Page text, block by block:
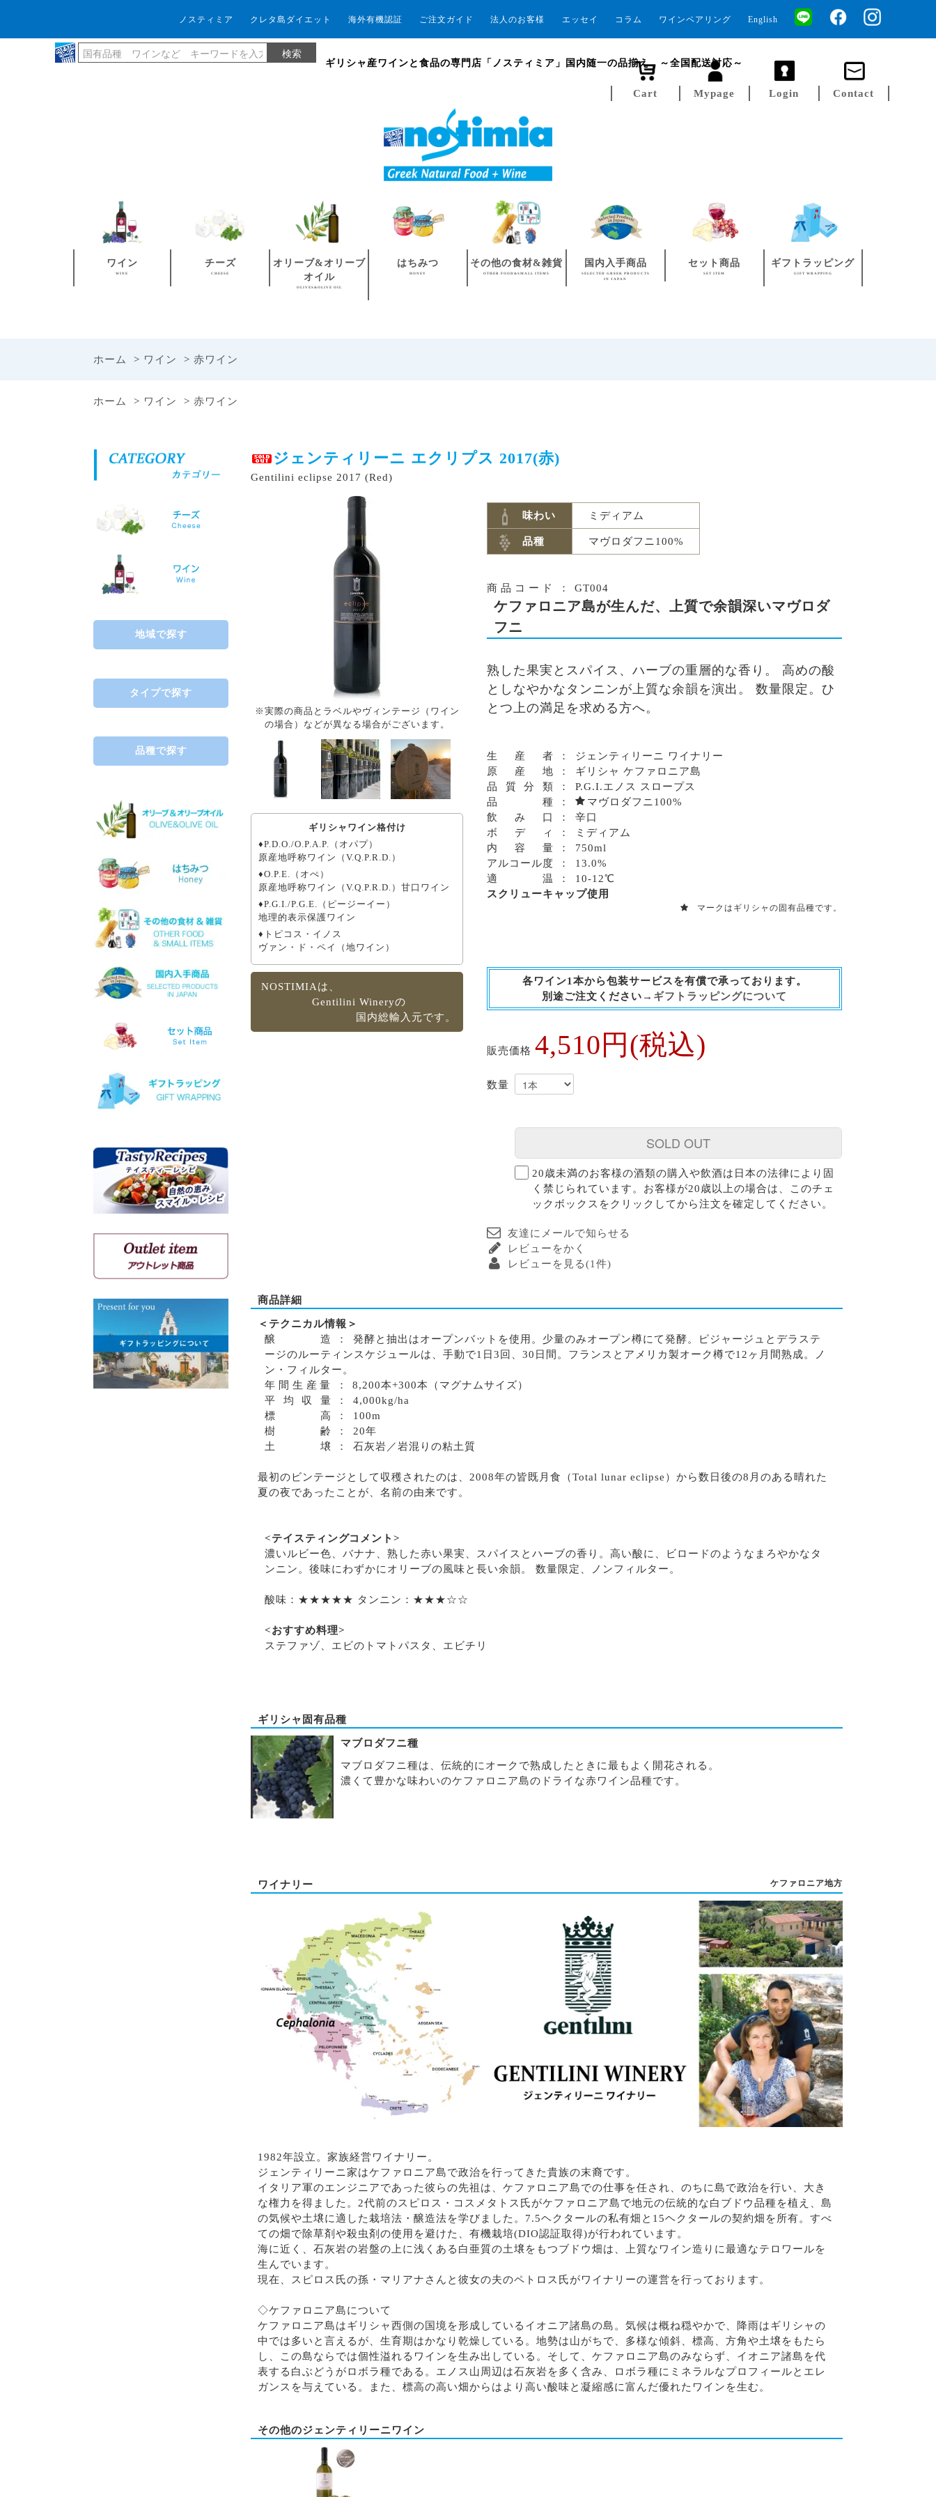
English
ワインペアリング
コラム
エッセイ
法人のお客様
ご注文ガイド
海外有機認証
クレタ島ダイエット
ノスティミア
ギリシャ産ワインと食品の専門店「ノスティミア」国内随一の品揃え ～全国配送対応～
Contact
Login
Mypage
Cart
ワイン
WINE
チーズ
CHEESE
オリーブ&オリーブ
オイル
OLIVES&OLIVE OIL
はちみつ
HONEY
その他の食材&雑貨
OTHER FOOD&SMALL ITEMS
国内入手商品
SELECTED GREEK PRODUCTS
IN JAPAN
セット商品
SET ITEM
ギフトラッピング
GIFT WRAPPING
ホーム > ワイン >赤ワイン
ホーム > ワイン >赤ワイン
ホーム >ワイン >ペロポネソス半島とイオニア諸島
ホーム ワイン >ペロポネソス半島とイオニア諸島 > ｜ジェンティリーニ ワイナリー
ジェンティリーニ エクリプス 2017(赤)
Gentilini eclipse 2017 (Red)
※実際の商品とラベルやヴィンテージ（ワイン
の場合）などが異なる場合がございます。
ギリシャワイン格付け
♦P.D.O./O.P.A.P.（オパプ）
原産地呼称ワイン（V.Q.P.R.D.）
♦O.P.E.（オぺ）
原産地呼称ワイン（V.Q.P.R.D.）甘口ワイン
♦P.G.I./P.G.E.（ピージーイー）
地理的表示保護ワイン
♦トピコス・イノス
ヴァン・ド・ペイ（地ワイン）
NOSTIMIAは、
Gentilini Wineryの
国内総輸入元です。
味わい ミディアム
品種 マヴロダフニ100%
商品コー ド ： GT004
ケファロニア島が生んだ、上質で余韻深いマヴロダ
フニ
熟した果実とスパイス、ハーブの重層的な香り。 高めの酸
としなやかなタンニンが上質な余韻を演出。 数量限定。ひ
とつ上の満足を求める方へ。
生産 者 ：
ジェンティリーニ ワイナリー
原産 地 ：
ギリシャ ケファロニア島
品質分 類 ：
P.G.I.エノス スロープス
品 種 ：
マヴロダフニ100%
飲み 口 ：
辛口
ボデ
ィ ：
ミディアム
内容 量 ：
750ml
アルコール度 ：
13.0%
適 温 ：
10-12℃
スクリューキャップ使用
マークはギリシャの固有品種です。
各ワイン1本から包装サービスを有償で承っております。
別途ご注文ください→ ギフトラッピングについて
販売価格4,510円(税込)
SOLD OUT
20歳未満のお客様の酒類の購入や飲酒は日本の法律により固
く禁じられています。お客様が20歳以上の場合は、このチェ
ックボックスをクリックしてから注文を確定してください。
友達にメールで知らせる
レビューをかく
レビューを見る(1件)
商品詳細
＜テクニカル情報＞
醸 造 ：
発酵と抽出はオープンバットを使用。少量のみオープン樽にて発酵。ピジャージュとデラステ
ージのルーティンスケジュールは、手動で1日3回、30日間。フランスとアメリカ製オーク樽で12ヶ月間熟成。ノ
ン・フィルター。
年間生産量 ：
8,200本+300本（マグナムサイズ）
平均収 量 ：
4,000kg/ha
標 高 ：
100m
樹 齢 ：
20年
土 壌 ： 石灰岩／岩混りの粘土質
最初のビンテージとして収穫されたのは、2008年の皆既月食（Total lunar eclipse）から数日後の8月のある晴れた
夏の夜であったことが、名前の由来です。
<テイスティングコメント>
濃いルビー色、バナナ、熟した赤い果実、スパイスとハーブの香り。高い酸に、ビロードのようなまろやかなタ
ンニン。後味にわずかにオリーブの風味と長い余韻。 数量限定、ノンフィルター。
酸味：★★★★★ タンニン：★★★☆☆
<おすすめ料理>
ステファゾ、エビのトマトパスタ、エビチリ
ギリシャ固有品種
マブロダフニ種
マブロダフニ種は、伝統的にオークで熟成したときに最もよく開花される。
濃くて豊かな味わいのケファロニア島のドライな赤ワイン品種です。
ワイナリー ケファロニア地方
1982年設立。家族経営ワイナリー。
ジェンティリーニ家はケファロニア島で政治を行ってきた貴族の末裔です。
イタリア軍のエンジニアであった彼らの先祖は、ケファロニア島での仕事を任され、のちに島で政治を行い、大き
な権力を得ました。2代前のスピロス・コスメタトス氏がケファロニア島で地元の伝統的な白ブドウ品種を植え、島
の気候や土壌に適した栽培法・醸造法を学びました。7.5ヘクタールの私有畑と15ヘクタールの契約畑を所有。すべ
ての畑で除草剤や殺虫剤の使用を避けた、有機栽培(DIO認証取得)が行われています。
海に近く、石灰岩の岩盤の上に浅くある白亜質の土壌をもつブドウ畑は、上質なワイン造りに最適なテロワールを
生んでいます。
現在、スピロス氏の孫・マリアナさんと彼女の夫のペトロス氏がワイナリーの運営を行っております。
◇ケファロニア島について
ケファロニア島はギリシャ⻄側の国境を形成しているイオニア諸島の島。気候は概ね穏やかで、降⾬はギリシャの
中では多いと⾔えるが、⽣育期はかなり乾燥している。地勢は⼭がちで、多様な傾斜、標⾼、⽅⾓や⼟壌をもたら
し、この島ならでは個性溢れるワインを⽣み出している。そして、ケファロニア島のみならず、イオニア諸島を代
表する⽩ぶどうがロボラ種である。エノス⼭周辺は⽯灰岩を多く含み、ロボラ種にミネラルなプロフィールとエレ
ガンスを与えている。また、標⾼の⾼い畑からはより⾼い酸味と凝縮感に富んだ優れたワインを⽣む。
その他のジェンティリーニワイン
地域で探す
ペロポネソス半島とイオニ
ア諸島
タイプで探す
└フルボディ
白
ロゼ
スパークリング
品種で探す
サヴァティアノ
アシリティコ
マスカット
キドニツァ
ロボラ
ヴィディアノ
ヴィラナ
マスカットオブスピナ
ガイドゥリア
アイダニ
モスコフィレロ
ゲヴェルツトラミネール
ミュスカ・ブラン・ア・プ
ティ・グラン
クシノマブロ
アギヨルギティコ
マヴロ クンドゥラ オブ キ
ミ
マヴロダフニ
コチファリ
マンディラリ
マヴロトラガノ
リムニョナ
グルナッシュ
シラー
カベルネソーヴィニョン